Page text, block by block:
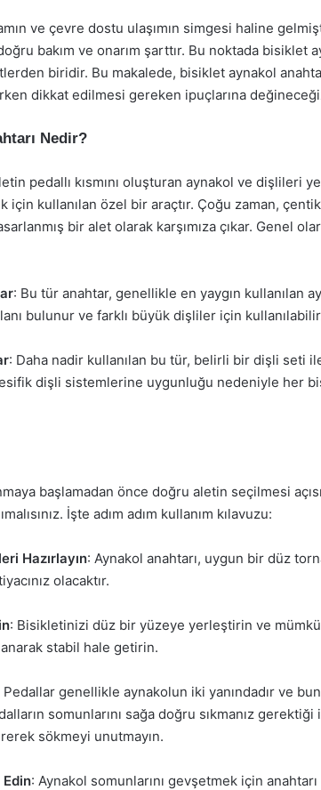
ve çevre dostu ulaşımın simgesi haline
bakım ve onarım şarttır. Bu noktada bisiklet
biridir. Bu makalede, bisiklet aynakol
dikkat edilmesi gereken ipuçlarına
Nedir?
pedallı kısmını oluşturan aynakol ve dişlileri
için kullanılan özel bir araçtır. Çoğu zaman,
bir alet olarak karşımıza çıkar. Genel
: Bu tür anahtar, genellikle en yaygın kullanılan
bulunur ve farklı büyük dişliler için
: Daha nadir kullanılan bu tür, belirli bir dişli seti
dişli sistemlerine uygunluğu nedeniyle her
başlamadan önce doğru aletin seçilmesi
İşte adım adım kullanım kılavuzu:
Hazırlayın: Aynakol anahtarı, uygun bir düz
olacaktır.
: Bisikletinizi düz bir yüzeye yerleştirin ve
stabil hale getirin.
Pedallar genellikle aynakolun iki yanındadır ve
somunlarını sağa doğru sıkmanız
sökmeyi unutmayın.
: Aynakol somunlarını gevşetmek için